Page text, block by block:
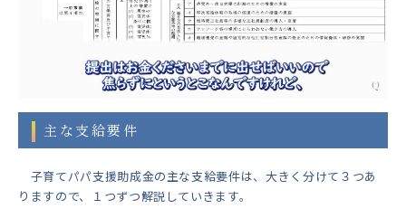
主な支給要件
子育てパパ支援助成金の主な支給要件は、大きく分けて３つあ
りますので、１つずつ解説していきます。